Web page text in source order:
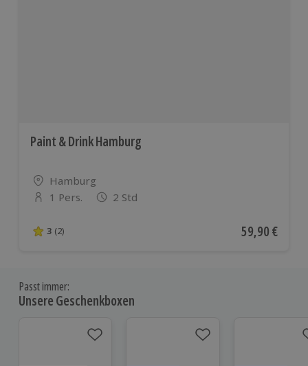
Paint & Drink Hamburg
Standort
Hamburg
Anzahl der Teilnehmer
1 Pers. 2 Std
3 von 5 Sternen basierend auf 2 Bewertungen
3 (2) Aktueller
59,90 €
Passt immer:
Unsere Geschenkboxen